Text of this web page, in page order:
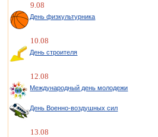
9.08
День физкультурника
10.08
День строителя
12.08
Международный день молодежи
День Военно-воздушных сил
13.08